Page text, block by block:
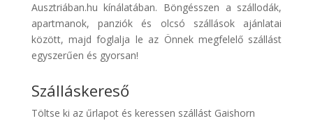
Discover
Cars
Transzfer
Kiwi
Taxi
Ausztriában.hu kínálatában. Böngésszen a szállodák,
apartmanok, panziók és olcsó szállások ajánlatai
között, majd foglalja le az Önnek megfelelő szállást
egyszerűen és gyorsan!
Szálláskereső
Töltse ki az űrlapot és keressen szállást Gaishorn